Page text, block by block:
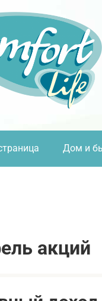
Дом и
акций